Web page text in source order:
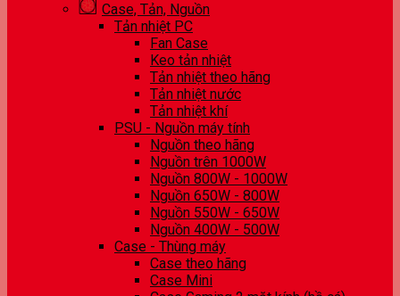
Case, Tản, Nguồn
Tản nhiệt PC
Fan Case
Keo tản nhiệt
Tản nhiệt theo hãng
Tản nhiệt nước
Tản nhiệt khí
PSU - Nguồn máy tính
Nguồn theo hãng
Nguồn trên 1000W
Nguồn 800W - 1000W
Nguồn 650W - 800W
Nguồn 550W - 650W
Nguồn 400W - 500W
Case - Thùng máy
Case theo hãng
Case Mini